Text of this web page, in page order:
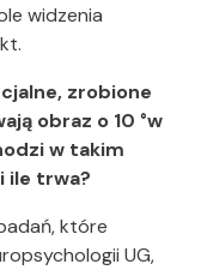
widzenia
zrobione
obraz o 10 °w
w takim
ile trwa?
które
UG,